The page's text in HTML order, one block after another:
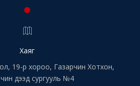
Хаяг
19-р хороо, Газарчин Хотхон,
дээд сургууль №4